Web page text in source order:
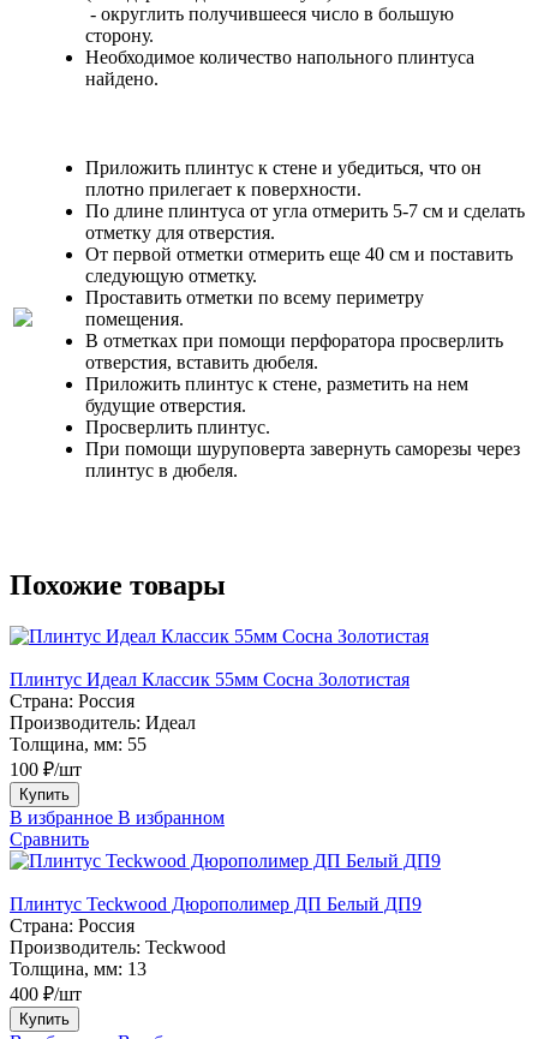
- округлить получившееся число в большую
сторону.
Необходимое количество напольного плинтуса
найдено.
Приложить плинтус к стене и убедиться, что он
плотно прилегает к поверхности.
По длине плинтуса от угла отмерить 5-7 см и сделать
отметку для отверстия.
От первой отметки отмерить еще 40 см и поставить
следующую отметку.
Проставить отметки по всему периметру
помещения.
В отметках при помощи перфоратора просверлить
отверстия, вставить дюбеля.
Приложить плинтус к стене, разметить на нем
будущие отверстия.
Просверлить плинтус.
При помощи шуруповерта завернуть саморезы через
плинтус в дюбеля.
Похожие товары
Плинтус Идеал Классик 55мм Сосна Золотистая
Страна: Россия
Производитель: Идеал
Толщина, мм: 55
100 ₽/шт
Купить
В избранное В избранном
Сравнить
Плинтус Teckwood Дюрополимер ДП Белый ДП9
Страна: Россия
Производитель: Teckwood
Толщина, мм: 13
400 ₽/шт
Купить